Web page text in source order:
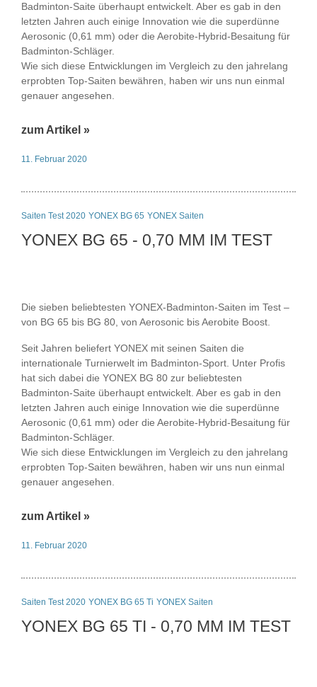
Badminton-Saite überhaupt entwickelt. Aber es gab in den
letzten Jahren auch einige Innovation wie die superdünne
Aerosonic (0,61 mm) oder die Aerobite-Hybrid-Besaitung für
Badminton-Schläger.
Wie sich diese Entwicklungen im Vergleich zu den jahrelang
erprobten Top-Saiten bewähren, haben wir uns nun einmal
genauer angesehen.
zum Artikel »
11. Februar 2020
Saiten Test 2020 YONEX BG 65 YONEX Saiten
YONEX BG 65 - 0,70 MM IM TEST
Die sieben beliebtesten YONEX-Badminton-Saiten im Test –
von BG 65 bis BG 80, von Aerosonic bis Aerobite Boost.
Seit Jahren beliefert YONEX mit seinen Saiten die
internationale Turnierwelt im Badminton-Sport. Unter Profis
hat sich dabei die YONEX BG 80 zur beliebtesten
Badminton-Saite überhaupt entwickelt. Aber es gab in den
letzten Jahren auch einige Innovation wie die superdünne
Aerosonic (0,61 mm) oder die Aerobite-Hybrid-Besaitung für
Badminton-Schläger.
Wie sich diese Entwicklungen im Vergleich zu den jahrelang
erprobten Top-Saiten bewähren, haben wir uns nun einmal
genauer angesehen.
zum Artikel »
11. Februar 2020
Saiten Test 2020 YONEX BG 65 Ti YONEX Saiten
YONEX BG 65 TI - 0,70 MM IM TEST